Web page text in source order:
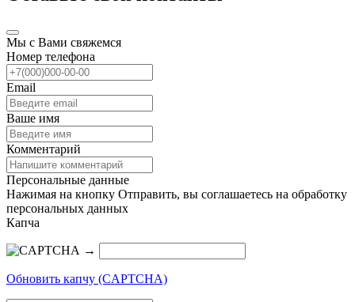
Мы с Вами свяжемся
Номер телефона
Email
Ваше имя
Комментарий
Персональные данные
Нажимая на кнопку Отправить, вы соглашаетесь на обработку
персональных данных
Капча
→
Обновить капчу (CAPTCHA)